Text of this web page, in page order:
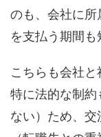
のも、会社に
を支払う期間も
こちらも会社と
特に法的な制約
ない）ため、交